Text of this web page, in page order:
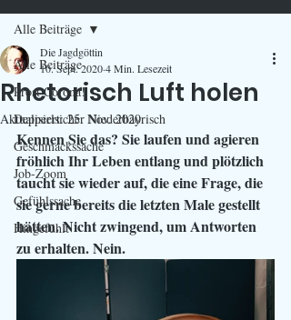
Alle Beiträge
Prost Corona!
Depperlsicher Niederbayrisch
Geschmackssache
Job-Zoom
Gefühlssache
Hingefühlt
Alle Beiträge
Rhetorisch Luft holen
Die Jagdgöttin
10. Sept. 20204 Min. Lesezeit
Aktualisiert:25. Nov. 2020
Kennen Sie das? Sie laufen und agieren
fröhlich Ihr Leben entlang und plötzlich
taucht sie wieder auf, die eine Frage, die
sie gerne bereits die letzten Male gestellt
hätten. Nicht zwingend, um Antworten
zu erhalten. Nein.